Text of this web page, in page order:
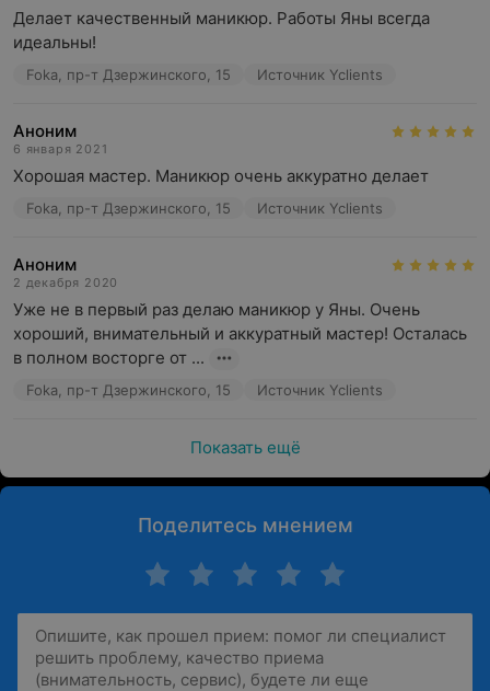
Делает качественный маникюр. Работы Яны всегда
идеальны!
Foka, пр-т Дзержинского, 15 Источник Yclients
Аноним
6 января 2021
Хорошая мастер. Маникюр очень аккуратно делает
Foka, пр-т Дзержинского, 15 Источник Yclients
Аноним
2 декабря 2020
Уже не в первый раз делаю маникюр у Яны. Очень
хороший, внимательный и аккуратный мастер! Осталась
в полном восторге от ...
Foka, пр-т Дзержинского, 15 Источник Yclients
Показать ещё
Поделитесь мнением